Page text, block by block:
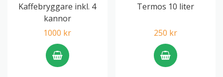
Kaffebryggare inkl. 4
kannor
1000 kr
Termos 10 liter
250 kr